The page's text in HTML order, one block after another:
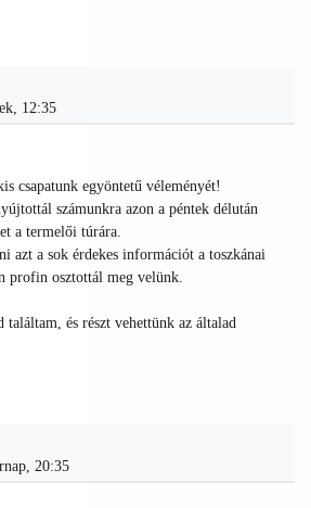
12:35
csapatunk egyöntetű véleményét!
számunkra azon a péntek délután
a termelői túrára.
azt a sok érdekes információt a toszkánai
profin osztottál meg velünk.
és részt vehettünk az általad
20:35